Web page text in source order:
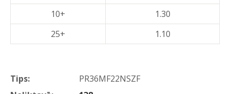
Tips:
PR36MF22NSZF
10+
1.30
25+
1.10